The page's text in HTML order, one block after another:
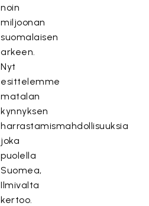
noin
miljoonan
suomalaisen
arkeen.
Nyt
esittelemme
matalan
kynnyksen
harrastamismahdollisuuksia
joka
puolella
Suomea,
Ilmivalta
kertoo.